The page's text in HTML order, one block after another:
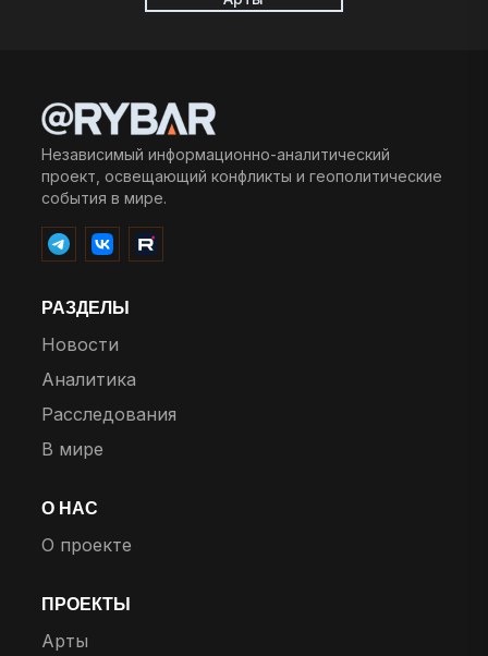
Независимый информационно-аналитический
проект, освещающий конфликты и геополитические
события в мире.
РАЗДЕЛЫ
Новости
Аналитика
Расследования
В мире
О НАС
О проекте
ПРОЕКТЫ
Арты